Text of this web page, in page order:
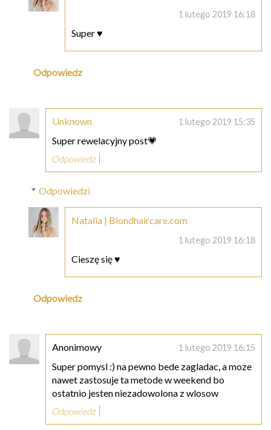
1 lutego 2019 16:18
Super ♥
Odpowiedz
Unknown 1 lutego 2019 15:35
Super rewelacyjny post💗
Odpowiedz
Odpowiedzi
Natalia | Blondhaircare.com
1 lutego 2019 16:18
Cieszę się ♥
Odpowiedz
Anonimowy 1 lutego 2019 16:15
Super pomysl :) na pewno bede zagladac, a moze
nawet zastosuje ta metode w weekend bo
ostatnio jesten niezadowolona z wlosow
Odpowiedz